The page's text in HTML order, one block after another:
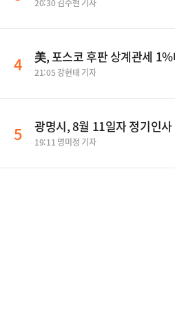
20:30 김수현 기자
4 美, 포스코 후판 상계관세
21:05 강현태 기자
5 광명시, 8월 11일자 정기인사
19:11 명미정 기자